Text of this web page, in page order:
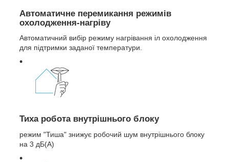
Автоматичне перемикання режимів
охолодження-нагріву
Автоматичний вибір режиму нагрівання іл охолодження
для підтримки заданої температури.
Тиха робота внутрішнього блоку
режим "Тиша" знижує робочий шум внутрішнього блоку
на 3 дБ(A)